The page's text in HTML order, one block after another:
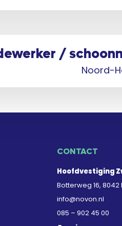
/
Noord-
CONTACT
Hoofdvestiging
Botterweg 16, 8042
info@novon.nl
085 – 902 45 00